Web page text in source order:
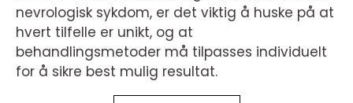
nevrologisk sykdom, er det viktig å huske på at
hvert tilfelle er unikt, og at
behandlingsmetoder må tilpasses individuelt
for å sikre best mulig resultat.